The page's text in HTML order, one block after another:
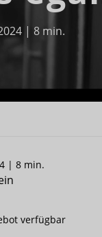
| 8 min.
| 8 min.
verfügbar